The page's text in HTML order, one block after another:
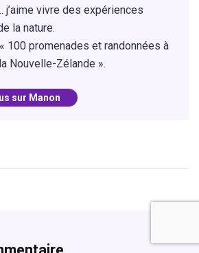
j’aime vivre des expériences
la nature.
100 promenades et randonnées à
Nouvelle-Zélande ».
sur Manon